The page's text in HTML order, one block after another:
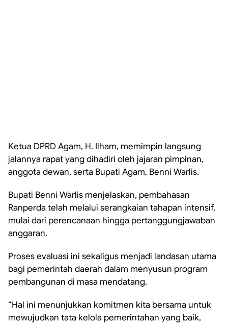
Ketua DPRD Agam, H. Ilham, memimpin langsung
jalannya rapat yang dihadiri oleh jajaran pimpinan,
anggota dewan, serta Bupati Agam, Benni Warlis.
Bupati Benni Warlis menjelaskan, pembahasan
Ranperda telah melalui serangkaian tahapan intensif,
mulai dari perencanaan hingga pertanggungjawaban
anggaran.
Proses evaluasi ini sekaligus menjadi landasan utama
bagi pemerintah daerah dalam menyusun program
pembangunan di masa mendatang.
“Hal ini menunjukkan komitmen kita bersama untuk
mewujudkan tata kelola pemerintahan yang baik,